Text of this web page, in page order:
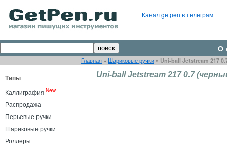
Канал getpen в телеграм
О
Главная » Шариковые ручки » Uni-ball Jetstream 217
Типы
Каллиграфия New
Распродажа
Перьевые ручки
Шариковые ручки
Роллеры
Uni-ball Jetstream 217 0.7